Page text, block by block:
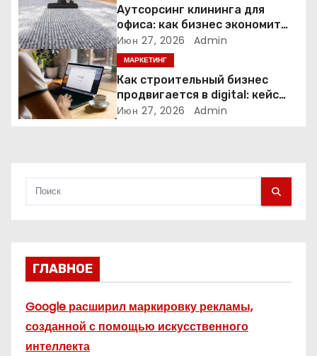
а
п
и
с
Аутсорсинг клининга для
офиса: как бизнес экономит
время и деньги на уборке
Июн 27, 2026 Admin
МАРКЕТИНГ
Как строительный бизнес
продвигается в digital: кейс
нишевых услуг
Июн 27, 2026 Admin
ГЛАВНОЕ
Google расширил маркировку рекламы,
созданной с помощью искусственного
интеллекта